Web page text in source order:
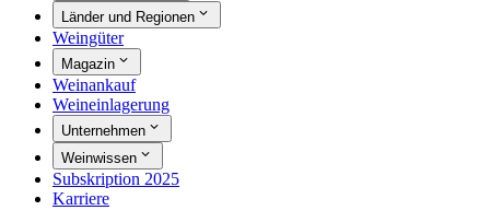
Länder und Regionen
Weingüter
Magazin
Weinankauf
Weineinlagerung
Unternehmen
Weinwissen
Subskription 2025
Karriere